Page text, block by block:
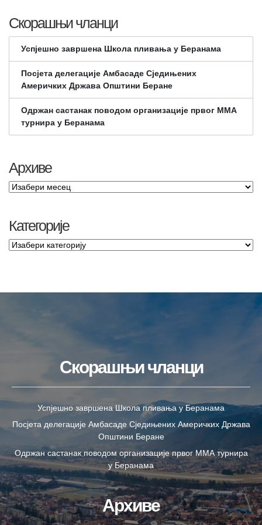
Скорашњи чланци
Успјешно завршена Школа пливања у Беранама
Посјета делегације Амбасаде Сједињених
Америчких Држава Општини Беране
Одржан састанак поводом организације првог ММА
турнира у Беранама
Архиве
Категорије
Скорашњи чланци
Успјешно завршена Школа пливања у Беранама
Посјета делегације Амбасаде Сједињених Америчких Држава
Општини Беране
Одржан састанак поводом организације првог ММА турнира
у Беранама
Архиве